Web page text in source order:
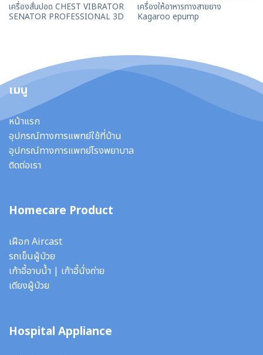
เครื่องสั่นปอด CHEST VIBRATOR
SENATOR PROFESSIONAL 3D
เครื่องให้อาหารทางสายยาง
Kagaroo epump
เมนู
หน้าแรก
อุปกรณ์ทางการแพทย์ใช้ที่บ้าน
อุปกรณ์ทางการแพทย์โรงพยาบาล
ติดต่อเรา
Homecare Product
เฝือก Aircast
รถเข็นผู้ป่วย
เก้าอี้อาบน้ำ | เก้าอี้นั่งถ่าย
เตียงผู้ป่วย
Hospital Appliance